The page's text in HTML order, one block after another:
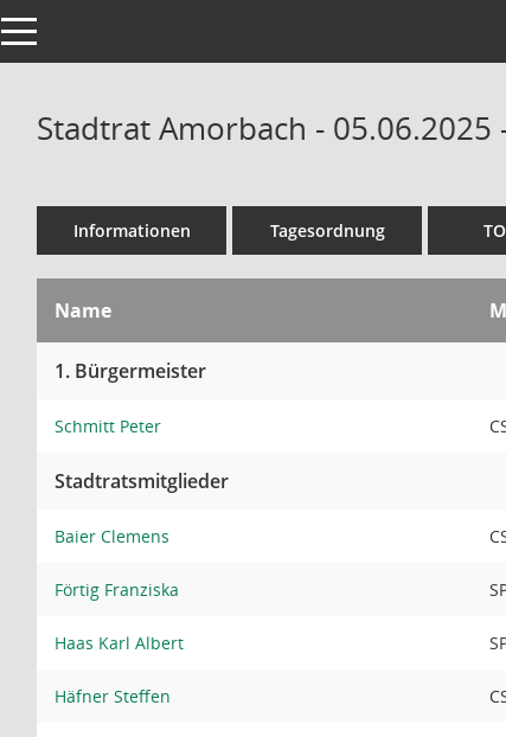
Toggle navigation
Stadtrat Amorbach - 05.06.2025
Informationen Tagesordnung
Name
1. Bürgermeister
Schmitt Peter
Stadtratsmitglieder
Baier Clemens
Förtig Franziska
Haas Karl Albert
Häfner Steffen